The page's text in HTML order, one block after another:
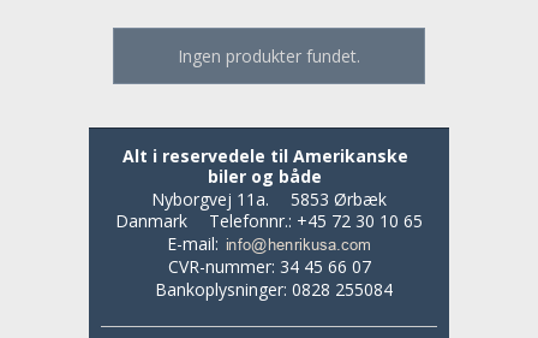
Ingen produkter fundet.
Alt i reservedele til Amerikanske
biler og både
Nyborgvej 11a.
5853 Ørbæk
Danmark
Telefonnr.: +45 72 30 10 65
E-mail:
CVR-nummer: 34 45 66 07
Bankoplysninger: 0828 255084